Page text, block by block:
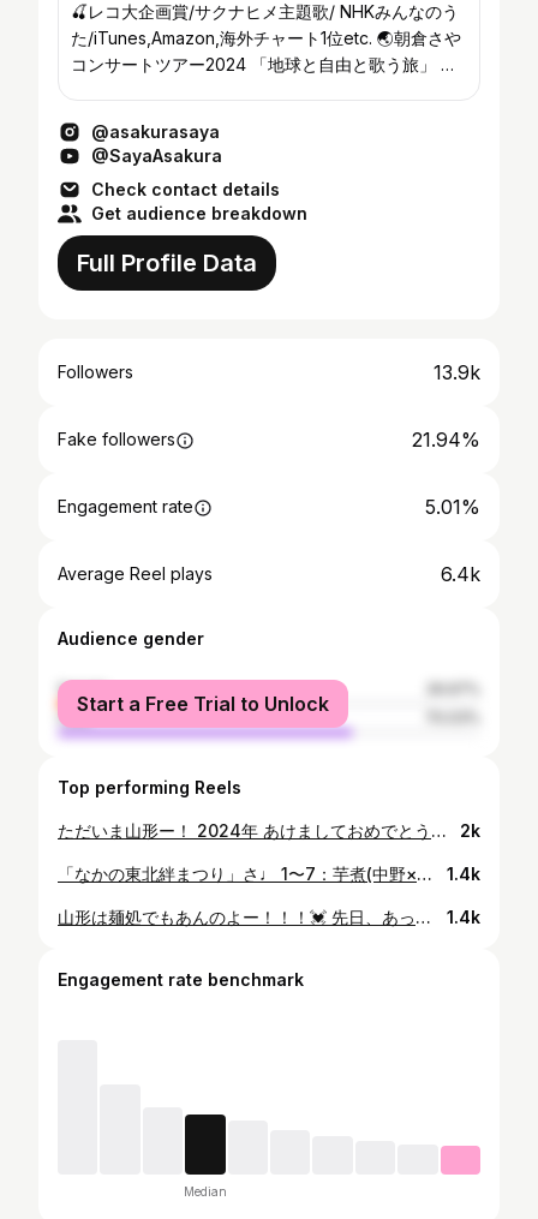
🍒レコ大企画賞/サクナヒメ主題歌/ NHKみんなのう
た/iTunes,Amazon,海外チャート1位etc. 🌏朝倉さや
コンサートツアー2024 「地球と自由と歌う旅」 ～
浜松/東京
@asakurasaya
@SayaAsakura
Check contact details
Get audience breakdown
Full Profile Data
Followers 13.9k
Fake followers 21.94%
Engagement rate 5.01%
Average Reel plays 6.4k
Audience gender
female
male
Start a Free Trial to Unlock
Top performing Reels
ただいま山形ー！ 2024年 あけましておめでとうございます🦖 今年おもしゃい年にすっべねー🚢🎍38 #朝倉さや 2k
「なかの東北絆まつり」さ♩ 1〜7：芋煮(中野×大鍋いがたー❤️‍🔥)、お米、玉コン、サラミ、どんどん焼き、米沢牛、マッシュルーム、でん六豆、などなど山形のんめもの大集合〜😍 東京で山形を感じられるあて嬉し楽しっけし、沢山の人が山形のんめものを美味しそうに楽しそうに食べてるのを見てなんだか誇らしくもなりました🥲🫶 イートインスペースで全然知らない隣の人と話がはじまる空気感も 東北のあったかさが作り出してくれた時間で、ほっこりほかほかだっけ🍐 8.9：お店の人がとにかく今日のホタテが最高な事とか、昔と今のイガ🦑のお話を津軽訛りで熱弁してくれてウキウキマシマシ♩ 上がりに上がったハードルを余裕で超える美味しさだっけー！磯の香り🥲🤍 10：山形花笠踊りはやっぱり美しいっけし、各県どのお祭りも大感動〜😭👏 東北の元気は皆ばやさしく、元気にすっずーーー💪❤️‍🔥 山形：#山形花笠まつり 宮城：#仙台すずめ踊り 福島：#福島わらじまつり 岩手：#盛岡さんさ踊り 青森：#黒石よされ・#青森ねぶた祭 秋田：#秋田竿燈まつり #なかの東北絆まつり 東北の魅力満載の、強くてハートフルなすんばすいお祭りだっけ🌈🌈🌈 #東京 #中野 #山形 #青森 #秋田 #岩手 #宮城 #福島 #祭り #芋煮 #はながたベニちゃん #雪若丸 #マッシュルーム #玉コンニャク #でん六 ✒️#山形市のお宝広報大使 #朝倉さや #Japan #Nakano #Tohoku #japanesefood #sayaasakura 1.4k
山形は麺処でもあんのよー！！！💓 先日、あっさり系ラーメンが食べたくて亞呉屋さんさ🍜 んまいっけ〜(しかも細麺と太麺選べるよ🥹今回はあごだし中華そばの細麺にしたよ🥹) 入りやすくて美味しいラーメン屋さん:)すきー！ #山形 #ラーメン #亞呉屋 #中華そば #Japan #Yamagata #Rahmen #sayaasakura 1.4k
Engagement rate benchmark
Median